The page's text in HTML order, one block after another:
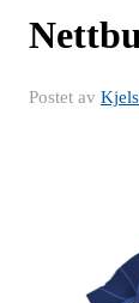
Postet av